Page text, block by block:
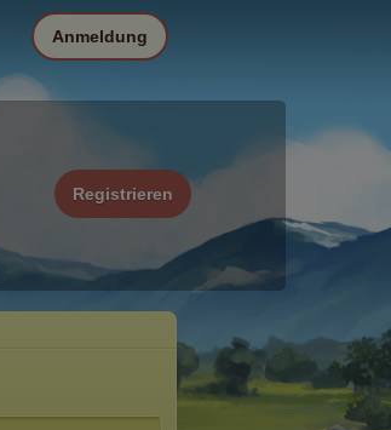
Registrieren
Anmeldung